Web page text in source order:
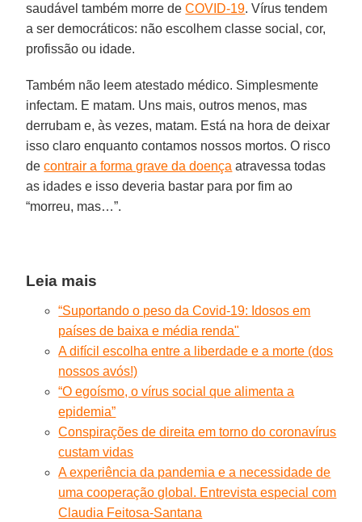
saudável também morre de COVID-19. Vírus tendem
a ser democráticos: não escolhem classe social, cor,
profissão ou idade.
Também não leem atestado médico. Simplesmente
infectam. E matam. Uns mais, outros menos, mas
derrubam e, às vezes, matam. Está na hora de deixar
isso claro enquanto contamos nossos mortos. O risco
decontrair a forma grave da doença atravessa todas
as idades e isso deveria bastar para por fim ao
“morreu, mas…”.
Leia mais
“Suportando o peso da Covid-19: Idosos em
países de baixa e média renda"
A difícil escolha entre a liberdade e a morte (dos
nossos avós!)
“O egoísmo, o vírus social que alimenta a
epidemia”
Conspirações de direita em torno do coronavírus
custam vidas
A experiência da pandemia e a necessidade de
uma cooperação global. Entrevista especial com
Claudia Feitosa-Santana